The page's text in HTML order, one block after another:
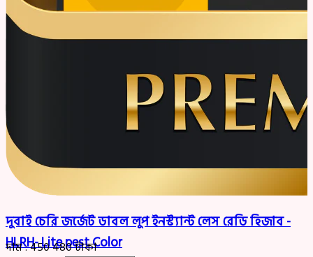
দুবাই চেরি জর্জেট ডাবল লুপ ইনস্ট্যান্ট লেস রেডি হিজাব -
HLRH- Lite pest Color
দাম :450480টাকা